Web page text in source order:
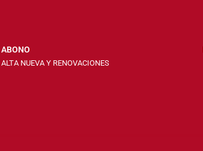
ABONO
ALTA NUEVA Y RENOVACIONES